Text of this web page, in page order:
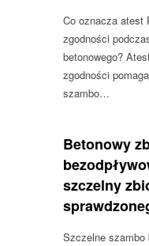
Co oznacza atest
zgodności
betonowego?
zgodności
szambo…
Betonowy
szczelny
Szczelne szambo